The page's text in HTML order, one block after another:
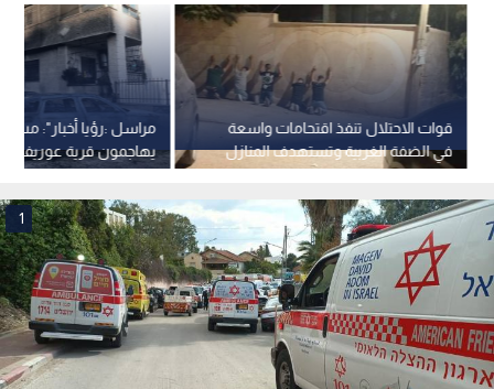
مراسل :رؤيا أخبار":
يهاجمون قرية عوريف
والمقررة الأممية تطالب
لحماية الفلسطينيين
قوات الاحتلال تنفذ اقتحامات واسعة
في الضفة الغربية وتستهدف المنازل
في قريوت وبيت فوريك
1